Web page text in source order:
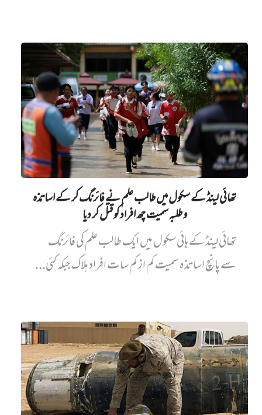
تھائی لینڈ کے سکول میں طالب علم نے فائرنگ کر کے اساتذہ
و طلبہ سمیت چھ افراد کو قتل کر دیا
تھائی لینڈ کے ہائی سکول میں ایک طالب علم کی فائرنگ
سے پانچ اساتذہ سمیت کم از کم سات افراد ہلاک جبکہ کئی...